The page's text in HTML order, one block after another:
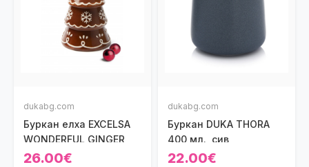
dukabg.com
Буркан елха EXCELSA
WONDERFUL GINGER
26.00€
dukabg.com
Буркан DUKA THORA
400 мл., сив
22.00€